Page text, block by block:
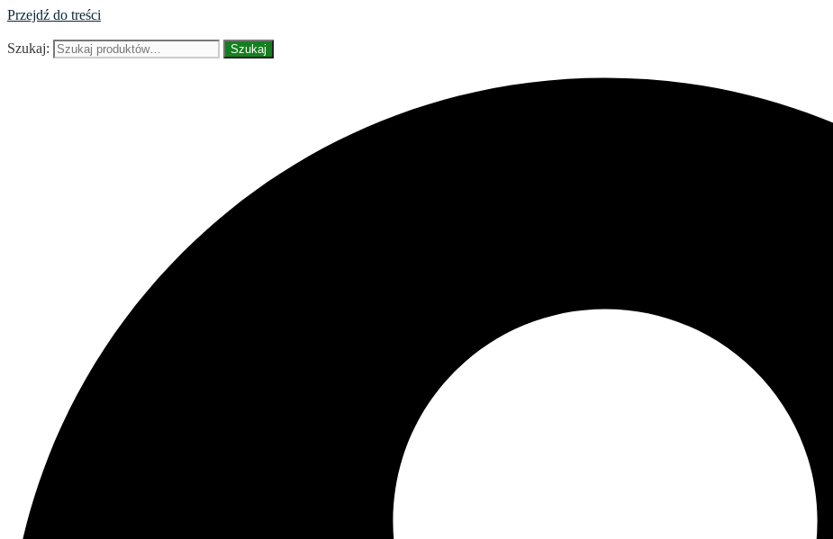
Przejdź do treści
Szukaj: Szukaj